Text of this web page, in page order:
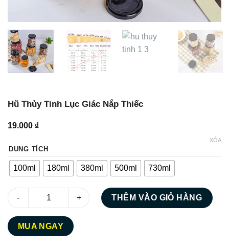
Hũ Thủy Tinh Lục Giác Nắp Thiếc
19.000 ₫
DUNG TÍCH
100ml 180ml 380ml 500ml 730ml
XÓA
Hũ Thủy Tinh Lục Giác Nắp Thiếc số lượng
THÊM VÀO GIỎ HÀNG
MUA NGAY